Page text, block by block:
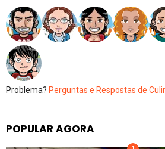
Problema? Perguntas e Respostas de
POPULAR AGORA